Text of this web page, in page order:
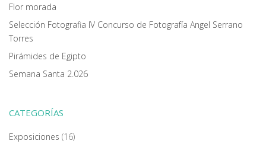
Flor morada
Selección Fotografia IV Concurso de Fotografía Angel Serrano
Torres
Pirámides de Egipto
Semana Santa 2.026
CATEGORÍAS
Exposiciones (16)